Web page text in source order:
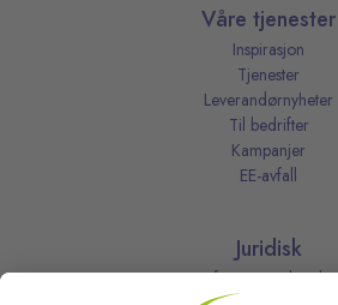
Våre tjenester
Inspirasjon
Tjenester
Leverandørnyheter
Til bedrifter
Kampanjer
EE-avfall
Juridisk
Informasjonskapsler